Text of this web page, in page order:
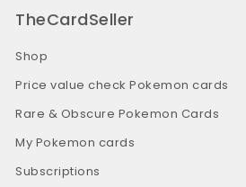
TheCardSeller
Shop
Price value check Pokemon cards
Rare & Obscure Pokemon Cards
My Pokemon cards
Subscriptions